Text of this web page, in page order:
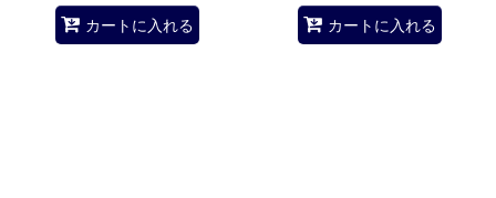
カートに入れる カートに入れる